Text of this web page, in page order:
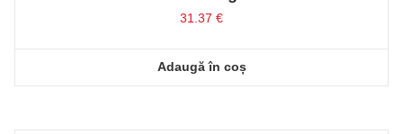
31.37 €
Adaugă în coș